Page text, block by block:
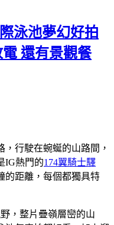
泳池夢幻好拍
還有景觀餐
行駛在蜿蜒的山路間，
IG熱門的174翼騎士驛
的距離，每個都獨具特
，整片疊嶺層巒的山